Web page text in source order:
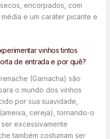
encorpados, com
e um caráter picante e
vinhos tintos
de entrada e por quê?
(Garnacha) são
o mundo dos vinhos
por sua suavidade,
cereja), tornando-o
excessivamente
também costumam ser